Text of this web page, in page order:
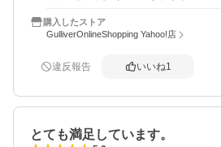
購入したストア
GulliverOnlineShopping Yahoo!店
違反報告 いいね1
とても満足しています。